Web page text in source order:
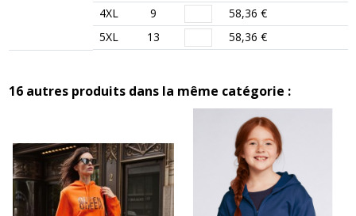
4XL
9
58,36 €
5XL
13 58,36 €
16 autres produits dans la même catégorie :